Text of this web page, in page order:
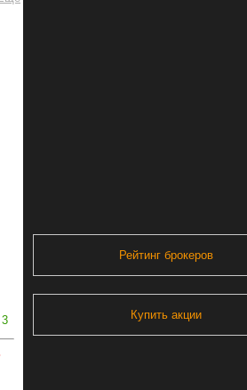
3
Рейтинг брокеров
Купить акции